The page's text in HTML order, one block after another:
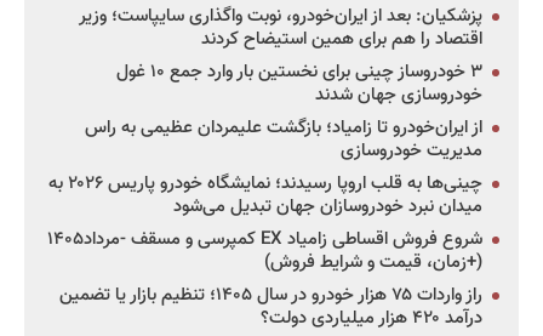
پزشکیان: بعد از ایران‌خودرو، نوبت واگذاری سایپاست؛ وزیر
اقتصاد را هم برای همین استیضاح کردند
۳ خودروساز چینی برای نخستین بار وارد جمع ۱۰ غول
خودروسازی جهان شدند
از ایران‌خودرو تا زامیاد؛ بازگشت علیمردان عظیمی به راس
مدیریت خودروسازی
چینی‌ها به قلب اروپا رسیدند؛ نمایشگاه خودرو پاریس ۲۰۲۶ به
میدان نبرد خودروسازان جهان تبدیل می‌شود
شروع فروش اقساطی زامیاد EX کمپرسی و مسقف -مرداد۱۴۰۵
(+زمان، قیمت و شرایط فروش)
راز واردات ۷۵ هزار خودرو در سال ۱۴۰۵؛ تنظیم بازار یا تضمین
درآمد ۴۲۰ هزار میلیاردی دولت؟